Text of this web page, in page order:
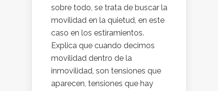
sobre todo, se trata de buscar la
movilidad en la quietud, en este
caso en los estiramientos.
Explica que cuando decimos
movilidad dentro de la
inmovilidad, son tensiones que
aparecen, tensiones que hay